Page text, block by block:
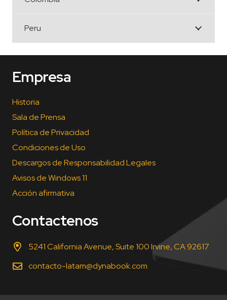
Peru
Empresa
Historia
Sala de Prensa
Política de Privacidad
Condiciones de Uso
Descargos de Responsabilidad Legales
Avisos de Windows 11
Acción afirmativa
Contactenos
5241 California Avenue, Suite 100 Irvine, CA 92617
contacto-latam@dynabook.com